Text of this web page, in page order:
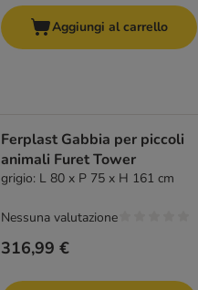
Aggiungi al carrello
Ferplast Gabbia per piccoli
animali Furet Tower
grigio: L 80 x P 75 x H 161 cm
316,99 €
Nessuna valutazione